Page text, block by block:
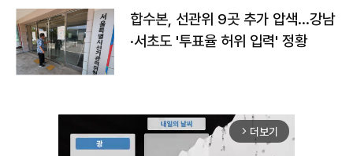
합수본, 선관위 9곳 추가 압색…강남
·서초도 '투표율 허위 입력' 정황
arrow_forward_ios 더보기